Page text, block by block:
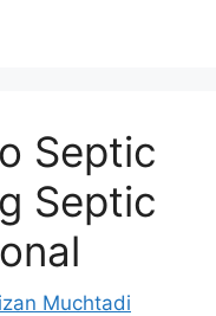
Septic
Septic
Muchtadi